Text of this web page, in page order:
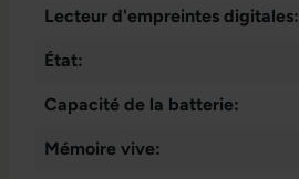
Lecteur d'empreintes digitales:
État:
Capacité de la batterie:
Mémoire vive: